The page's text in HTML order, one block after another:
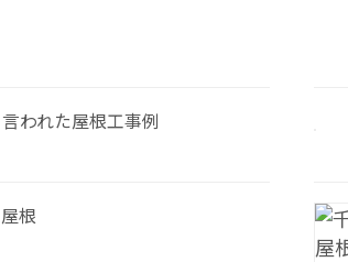
われた屋根工事例
根